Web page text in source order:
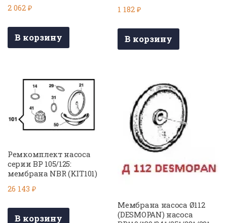
2 062 ₽
В корзину
1 182₽
В корзину
Ремкомплект насоса
серии BP 105/125:
мембрана NBR (KIT101)
26 143 ₽
В корзину
Мембрана насоса Ø112
(DESMOPAN) насоса